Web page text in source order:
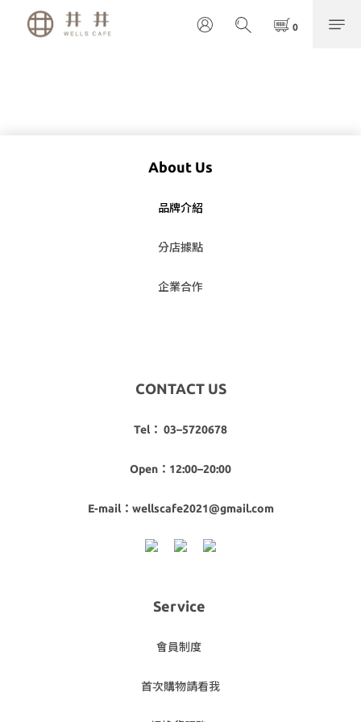
About Us
品牌介紹
分店據點
企業合作
CONTACT US
Tel： 03–5720678
Open：12:00–20:00
E-mail：wellscafe2021@gmail.com
Service
會員制度
首次購物請看我